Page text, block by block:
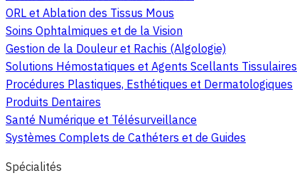
ORL et Ablation des Tissus Mous
Soins Ophtalmiques et de la Vision
Gestion de la Douleur et Rachis (Algologie)
Solutions Hémostatiques et Agents Scellants Tissulaires
Procédures Plastiques, Esthétiques et Dermatologiques
Produits Dentaires
Santé Numérique et Télésurveillance
Systèmes Complets de Cathéters et de Guides
Spécialités